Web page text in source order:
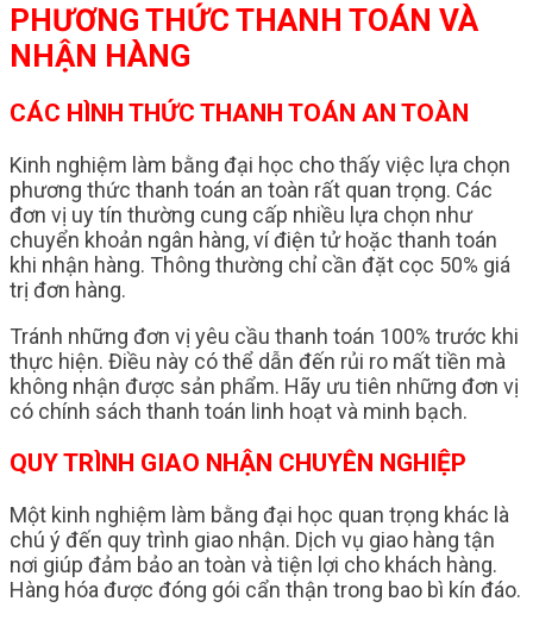
PHƯƠNG THỨC THANH TOÁN VÀ
NHẬN HÀNG
CÁC HÌNH THỨC THANH TOÁN AN TOÀN
Kinh nghiệm làm bằng đại học cho thấy việc lựa chọn
phương thức thanh toán an toàn rất quan trọng. Các
đơn vị uy tín thường cung cấp nhiều lựa chọn như
chuyển khoản ngân hàng, ví điện tử hoặc thanh toán
khi nhận hàng. Thông thường chỉ cần đặt cọc 50% giá
trị đơn hàng.
Tránh những đơn vị yêu cầu thanh toán 100% trước khi
thực hiện. Điều này có thể dẫn đến rủi ro mất tiền mà
không nhận được sản phẩm. Hãy ưu tiên những đơn vị
có chính sách thanh toán linh hoạt và minh bạch.
QUY TRÌNH GIAO NHẬN CHUYÊN NGHIỆP
Một kinh nghiệm làm bằng đại học quan trọng khác là
chú ý đến quy trình giao nhận. Dịch vụ giao hàng tận
nơi giúp đảm bảo an toàn và tiện lợi cho khách hàng.
Hàng hóa được đóng gói cẩn thận trong bao bì kín đáo.